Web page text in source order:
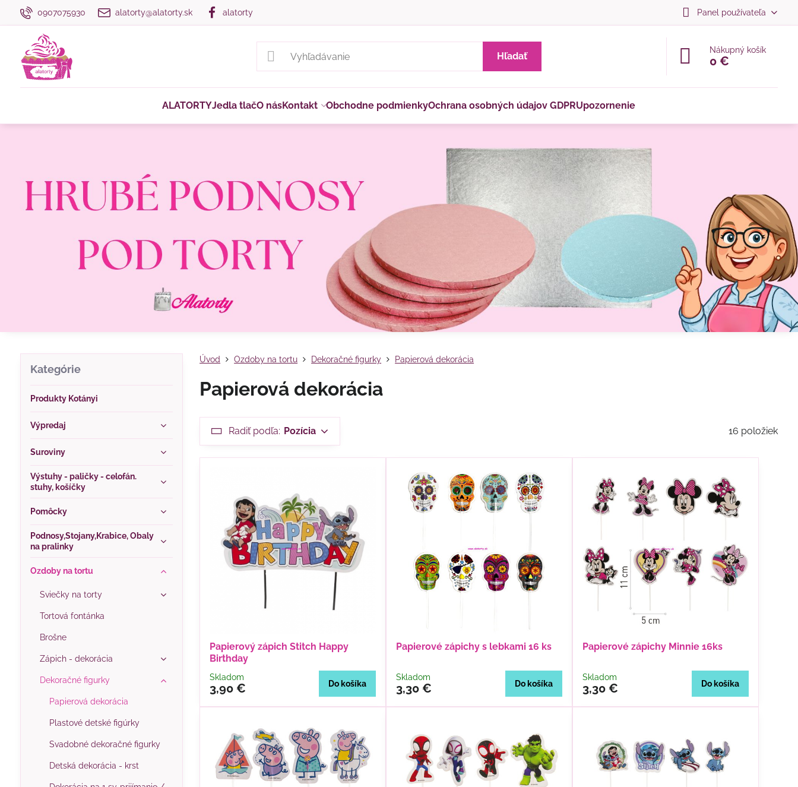
0907075930 alatorty@alatorty.sk alatorty Panel používateľa
Hľadať
Nákupný košík
0 €
ALATORTYJedla tlačO násKontakt Obchodne podmienkyOchrana osobných údajov GDPRUpozornenie
Úvod Ozdoby na tortu Dekoračné figurky Papierová dekorácia
Papierová dekorácia
Radiť podľa: Pozícia 16 položiek
Papierový zápich Stitch Happy
Birthday
Skladom
3,90 € Do košíka
Papierové zápichy s lebkami 16 ks
Skladom
3,30 € Do košíka
Papierové zápichy Minnie 16ks
Skladom
3,30 € Do košíka
Kategórie
Produkty Kotányi
Výpredaj
Suroviny
Výstuhy - paličky - celofán.
stuhy, košíčky
Pomôcky
Podnosy,Stojany,Krabice, Obaly
na pralinky
Ozdoby na tortu
Sviečky na torty
Tortová fontánka
Brošne
Zápich - dekorácia
Dekoračné figurky
Papierová dekorácia
Plastové detské figúrky
Svadobné dekoračné figurky
Detská dekorácia - krst